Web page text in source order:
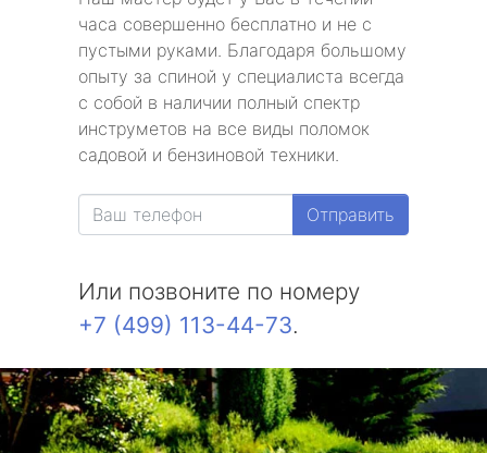
часа совершенно бесплатно и не с
пустыми руками. Благодаря большому
опыту за спиной у специалиста всегда
с собой в наличии полный спектр
инструметов на все виды поломок
садовой и бензиновой техники.
Отправить
Или позвоните по номеру
+7 (499) 113-44-73.